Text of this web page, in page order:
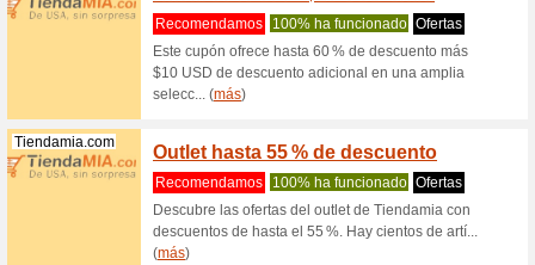
(más)
Hp.com